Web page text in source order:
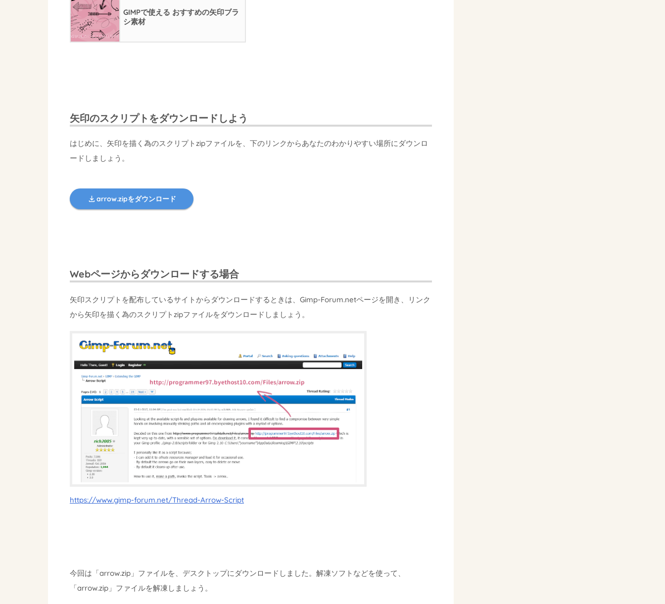
GIMPで使える おすすめの矢印ブラ
シ素材
矢印のスクリプトをダウンロードしよう
はじめに、矢印を描く為のスクリプトzipファイルを、下のリンクからあなたのわかりやすい場所にダウンロ
ードしましょう。
arrow.zipをダウンロード
Webページからダウンロードする場合
矢印スクリプトを配布しているサイトからダウンロードするときは、Gimp-Forum.netページを開き、リンク
から矢印を描く為のスクリプトzipファイルをダウンロードしましょう。
https://www.gimp-forum.net/Thread-Arrow-Script
今回は「arrow.zip」ファイルを、デスクトップにダウンロードしました。解凍ソフトなどを使って、
「arrow.zip」ファイルを解凍しましょう。